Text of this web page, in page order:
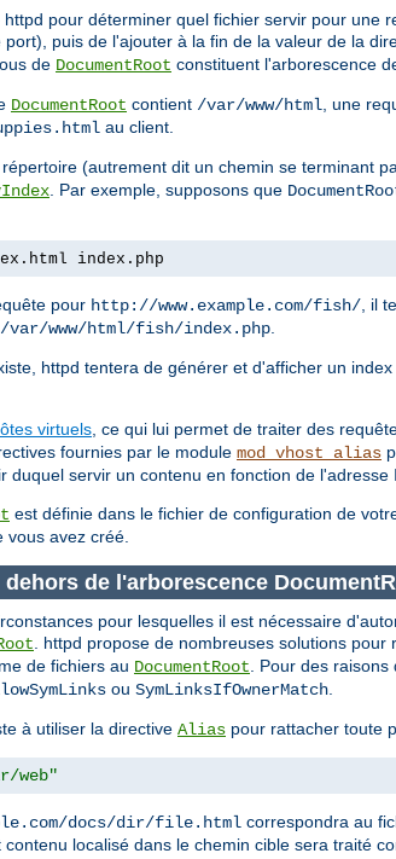
pour déterminer quel fichier servir pour une
puis de l'ajouter à la fin de la valeur de la
de DocumentRoot constituent l'arborescence
DocumentRoot contient /var/www/html , une
au client.
(autrement dit un chemin se terminant
. Par exemple, supposons que
index.php
pour http://www.example.com/fish/ , il
/var/www/html/fish/index.php
httpd tentera de générer et d'afficher un
virtuels , ce qui lui permet de traiter des
fournies par le module mod_vhost_alias
duquel servir un contenu en fonction de l'adresse
est définie dans le fichier de configuration de
avez créé.
de l'arborescence
pour lesquelles il est nécessaire
. httpd propose de nombreuses solutions
de fichiers au DocumentRoot. Pour des raisons
ou SymLinksIfOwnerMatch.
à utiliser la directive Alias pour rattacher toute
web"
docs/dir/file.html correspondra au
localisé dans le chemin cible sera traité